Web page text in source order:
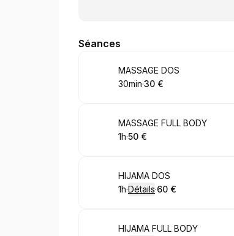
Séances
Réserver
MASSAGE DOS
.Durée de l'appel
30min·
.Prix
30 €
Réserver
MASSAGE FULL BODY
.Durée de l'appel
1h·
.Prix
50 €
Réserver
HIJAMA DOS
.Durée de l'appel
1h·Détails·
.Prix
60 €
Réserver
HIJAMA FULL BODY